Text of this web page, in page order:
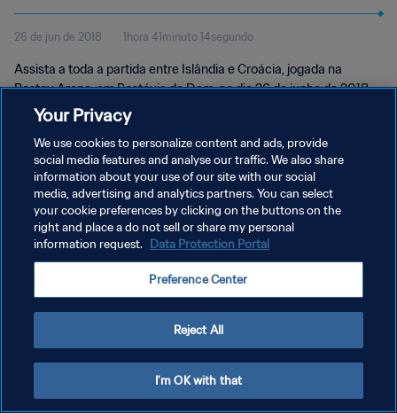
Jogo Completo
26 de jun de 2018 1hora 41minuto 14segundo
Assista a toda a partida entre Islândia e Croácia, jogada na
Rostov Arena, em Rostóvia do Dom, no dia 26 de junho de 2018,
terça-feira.
POLÍTICA DE PRIVACIDADE
TERMOS DE SERVIÇO
ADMINISTRAR AS PREFERÊNCIAS DE COOKIES
Your Privacy
We use cookies to personalize content and ads, provide
social media features and analyse our traffic. We also share
information about your use of our site with our social
media, advertising and analytics partners. You can select
your cookie preferences by clicking on the buttons on the
right and place a do not sell or share my personal
information request. Data Protection Portal
Preference Center
Reject All
I'm OK with that